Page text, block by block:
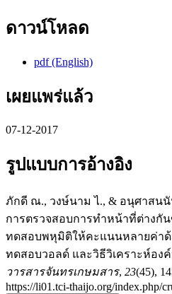
ดาวน์โหลด
pdf (English)
เผยแพร่แล้ว
07-12-2017
รูปแบบการอ้างอิง
ภักดี ณ., วงษ์นาม ไ., & อนุศาสนนั
การตรวจสอบการทำหน้าที่ต่างกั
ทดสอบพหุมิติให้คะแนนหลายค่าด้
ทดสอบวอลด์ และวิธีวิเคราะห์อง
วารสารจันทรเกษมสาร, 23(45),
https://li01.tci-thaijo.org/index.php/